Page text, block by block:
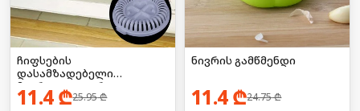
ჩიფსების
დასამზადებელი
მიკროტალღური
ღუმელისთვის
11.4₾25.95₾
ნივრის გამწმენდი
11.4₾24.75₾